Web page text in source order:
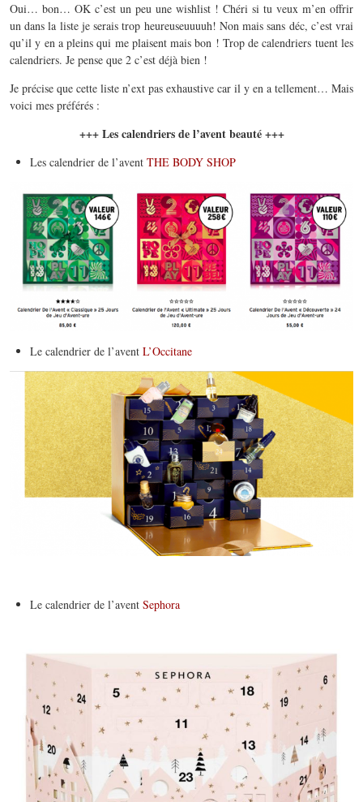
Oui… bon… OK c’est un peu une wishlist ! Chéri si tu veux m’en offrir
un dans la liste je serais trop heureuseuuuuh! Non mais sans déc, c’est vrai
qu’il y en a pleins qui me plaisent mais bon ! Trop de calendriers tuent les
calendriers. Je pense que 2 c’est déjà bien !
Je précise que cette liste n’ext pas exhaustive car il y en a tellement… Mais
voici mes préférés :
+++ Les calendriers de l’avent beauté +++
Les calendrier de l’avent THE BODY SHOP
Le calendrier de l’avent L’Occitane
Le calendrier de l’avent Sephora